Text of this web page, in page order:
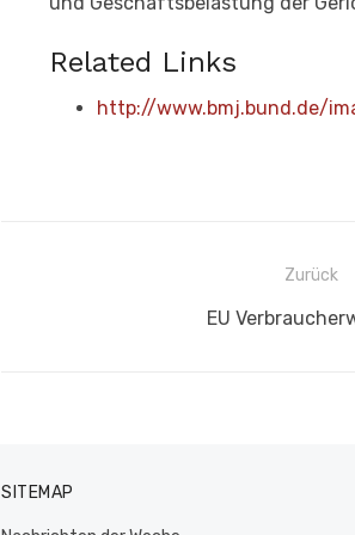
Related Links
http://www.bmj.bund.de/
BeitragsnavigationZurück
Vorheriger
EU
SITEMAP